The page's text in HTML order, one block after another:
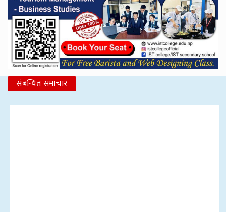
संबन्धित समाचार